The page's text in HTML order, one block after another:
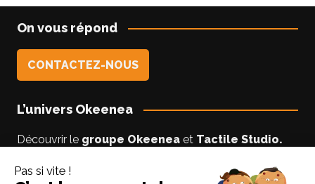
On vous répond
CONTACTEZ-NOUS
L’univers Okeenea
Découvrir le groupe Okeeneaet Tactile Studio.
Vous êtes un usager non-voyant ou malyoyant ?